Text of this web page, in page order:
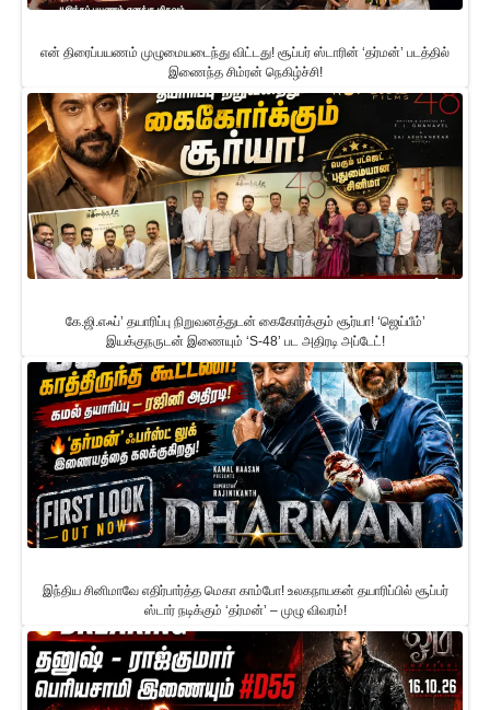
என் திரைப்பயணம் முழுமையடைந்து விட்டது! சூப்பர் ஸ்டாரின் ‘தர்மன்’ படத்தில்
இணைந்த சிம்ரன் நெகிழ்ச்சி!
கே.ஜி.எஃப்’ தயாரிப்பு நிறுவனத்துடன் கைகோர்க்கும் சூர்யா! ‘ஜெய்பீம்’
இயக்குநருடன் இணையும் ‘S-48’ பட அதிரடி அப்டேட்!
இந்திய சினிமாவே எதிர்பார்த்த மெகா காம்போ! உலகநாயகன் தயாரிப்பில் சூப்பர்
ஸ்டார் நடிக்கும் ‘தர்மன்’ – முழு விவரம்!